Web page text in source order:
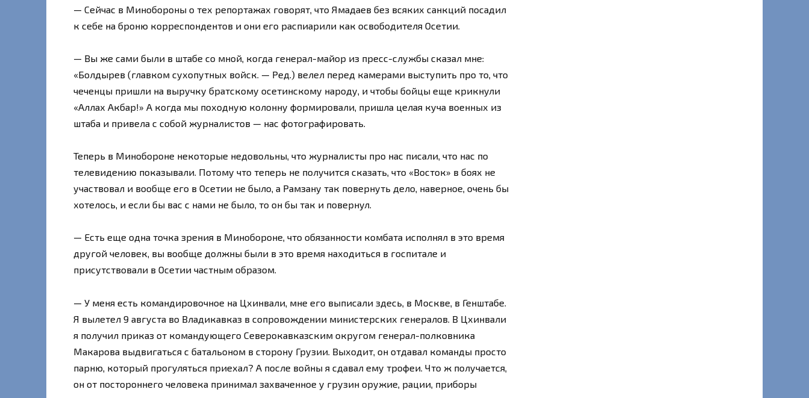
— Сейчас в Минобороны о тех репортажах говорят, что Ямадаев без всяких санкций посадил
к себе на броню корреспондентов и они его распиарили как освободителя Осетии.
— Вы же сами были в штабе со мной, когда генерал-майор из пресс-службы сказал мне:
«Болдырев (главком сухопутных войск. — Ред.) велел перед камерами выступить про то, что
чеченцы пришли на выручку братскому осетинскому народу, и чтобы бойцы еще крикнули
«Аллах Акбар!» А когда мы походную колонну формировали, пришла целая куча военных из
штаба и привела с собой журналистов — нас фотографировать.
Теперь в Минобороне некоторые недовольны, что журналисты про нас писали, что нас по
телевидению показывали. Потому что теперь не получится сказать, что «Восток» в боях не
участвовал и вообще его в Осетии не было, а Рамзану так повернуть дело, наверное, очень бы
хотелось, и если бы вас с нами не было, то он бы так и повернул.
— Есть еще одна точка зрения в Минобороне, что обязанности комбата исполнял в это время
другой человек, вы вообще должны были в это время находиться в госпитале и
присутствовали в Осетии частным образом.
— У меня есть командировочное на Цхинвали, мне его выписали здесь, в Москве, в Генштабе.
Я вылетел 9 августа во Владикавказ в сопровождении министерских генералов. В Цхинвали
я получил приказ от командующего Северокавказским округом генерал-полковника
Макарова выдвигаться с батальоном в сторону Грузии. Выходит, он отдавал команды просто
парню, который прогуляться приехал? А после войны я сдавал ему трофеи. Что ж получается,
он от постороннего человека принимал захваченное у грузин оружие, рации, приборы